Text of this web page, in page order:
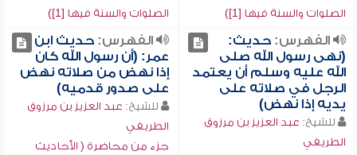
الصلوات والسنة فيها [1])
الصلوات والسنة فيها [1])
الفهرس:حديث:
(نهى رسول الله صلى
الله عليه وسلم أن يعتمد
الرجل في صلاته على
يديه إذا نهض)
للشيخ: عبد العزيز بن مرزوق
الطريفي
الفهرس:حديث ابن
عمر: (أن رسول الله كان
إذا نهض من صلاته نهض
على صدور قدميه)
للشيخ: عبد العزيز بن مرزوق
الطريفي
جزء من محاضرة ( الأحاديث